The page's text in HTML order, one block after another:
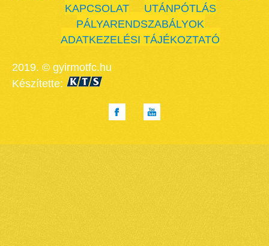
KAPCSOLAT
UTÁNPÓTLÁS
PÁLYARENDSZABÁLYOK
ADATKEZELÉSI TÁJÉKOZTATÓ
2019. © gyirmotfc.hu
Készítette: